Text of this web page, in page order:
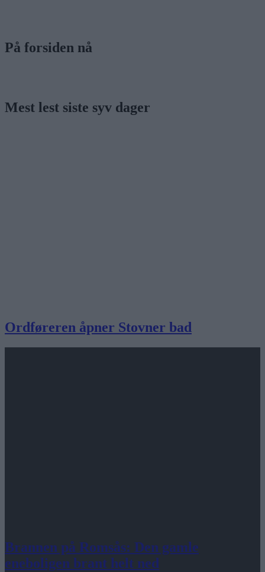
På forsiden nå
Mest lest siste syv dager
Ordføreren åpner Stovner bad
Brannen på Romsås: Den gamle
eneboligen brant helt ned